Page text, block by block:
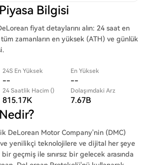
Bilgisi
fiyat detaylarını alın: 24 saat en
zamanların en yüksek (ATH) ve günlük
24S En Yüksek
--
En Yüksek
--
24 Saatlik Hacim ()
815.17K
Dolaşımdaki Arz
7.67B
DeLorean Motor Company'nin (DMC)
yenilikçi teknolojilere ve dijital her şeye
geçmiş ile sınırsız bir gelecek arasında